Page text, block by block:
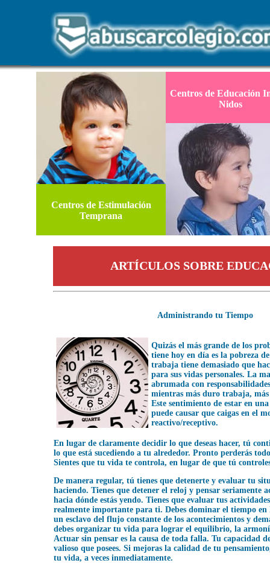
Centros de Educación
Nidos
Centros de Estimulación
Temprana
ARTÍCULOS SOBRE
Administrando tu Tiempo
Quizás el más grande de los
tiene hoy en día es la pobreza
trabaja tiene demasiado que
para sus vidas personales. La
abrumada con
mientras más duro trabaja, más
Este sentimiento de estar en
puede causar que caigas en el
reactivo/receptivo.
En lugar de claramente decidir lo que deseas hacer, tú
lo que está sucediendo a tu alrededor. Pronto perderás
Sientes que tu vida te controla, en lugar de que tú
De manera regular, tú tienes que detenerte y evaluar tu
haciendo. Tienes que detener el reloj y pensar seriamente
hacia dónde estás yendo. Tienes que evaluar tus
realmente importante para ti. Debes dominar el tiempo
un esclavo del flujo constante de los acontecimientos y
debes organizar tu vida para lograr el equilibrio, la
Actuar sin pensar es la causa de toda falla. Tu capacidad
valioso que posees. Si mejoras la calidad de tu
tu vida, a veces inmediatamente.